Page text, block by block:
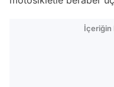
İçeriğin